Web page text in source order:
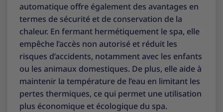
automatique offre également des avantages en
termes de sécurité et de conservation de la
chaleur. En fermant hermétiquement le spa, elle
empêche l’accès non autorisé et réduit les
risques d’accidents, notamment avec les enfants
ou les animaux domestiques. De plus, elle aide à
maintenir la température de l’eau en limitant les
pertes thermiques, ce qui permet une utilisation
plus économique et écologique du spa.